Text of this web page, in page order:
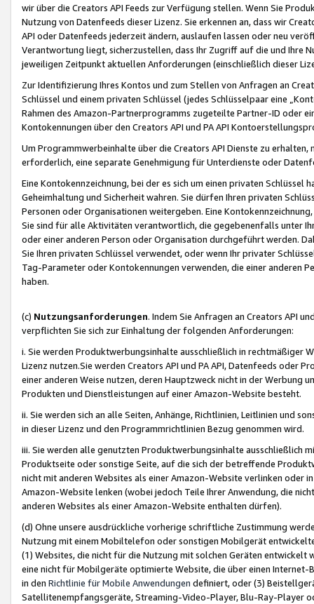
wir über die Creators API Feeds zur Verfügung stellen. Wenn Sie
Nutzung von Datenfeeds dieser Lizenz. Sie erkennen an, dass wir
API oder Datenfeeds jederzeit ändern, auslaufen lassen oder neu
Verantwortung liegt, sicherzustellen, dass Ihr Zugriff auf die und Ihre
jeweiligen Zeitpunkt aktuellen Anforderungen (einschließlich dieser
Zur Identifizierung Ihres Kontos und zum Stellen von Anfragen an
Schlüssel und einem privaten Schlüssel (jedes Schlüsselpaar eine
Rahmen des Amazon-Partnerprogramms zugeteilte Partner-ID oder
Kontokennungen über den Creators API und PA API
Um Programmwerbeinhalte über die Creators API Dienste zu
erforderlich, eine separate Genehmigung für Unterdienste oder
Eine Kontokennzeichnung, bei der es sich um einen privaten
Geheimhaltung und Sicherheit wahren. Sie dürfen Ihren privaten
Personen oder Organisationen weitergeben. Eine
Sie sind für alle Aktivitäten verantwortlich, die gegebenenfalls unter
oder einer anderen Person oder Organisation durchgeführt werden.
Sie Ihren privaten Schlüssel verwendet, oder wenn Ihr privater
Tag-Parameter oder Kontokennungen verwenden, die einer anderen
haben.
(c) Nutzungsanforderungen. Indem Sie Anfragen an Creators API
verpflichten Sie sich zur Einhaltung der folgenden Anforderungen:
i. Sie werden Produktwerbungsinhalte ausschließlich in rechtmäßiger
Lizenz nutzen.Sie werden Creators API und PA API, Datenfeeds oder
einer anderen Weise nutzen, deren Hauptzweck nicht in der Werbung
Produkten und Dienstleistungen auf einer Amazon-Website besteht.
ii. Sie werden sich an alle Seiten, Anhänge, Richtlinien, Leitlinien und
in dieser Lizenz und den Programmrichtlinien Bezug genommen wird.
iii. Sie werden alle genutzten Produktwerbungsinhalte ausschließlich
Produktseite oder sonstige Seite, auf die sich der betreffende
nicht mit anderen Websites als einer Amazon-Website verlinken oder
Amazon-Website lenken (wobei jedoch Teile Ihrer Anwendung, die
anderen Websites als einer Amazon-Website enthalten dürfen).
(d) Ohne unsere ausdrückliche vorherige schriftliche Zustimmung
Nutzung mit einem Mobiltelefon oder sonstigen Mobilgerät
(1) Websites, die nicht für die Nutzung mit solchen Geräten
eine nicht für Mobilgeräte optimierte Website, die über einen
in den Richtlinie für Mobile Anwendungen definiert, oder (3)
Satellitenempfangsgeräte, Streaming-Video-Player, Blu-Ray-Player